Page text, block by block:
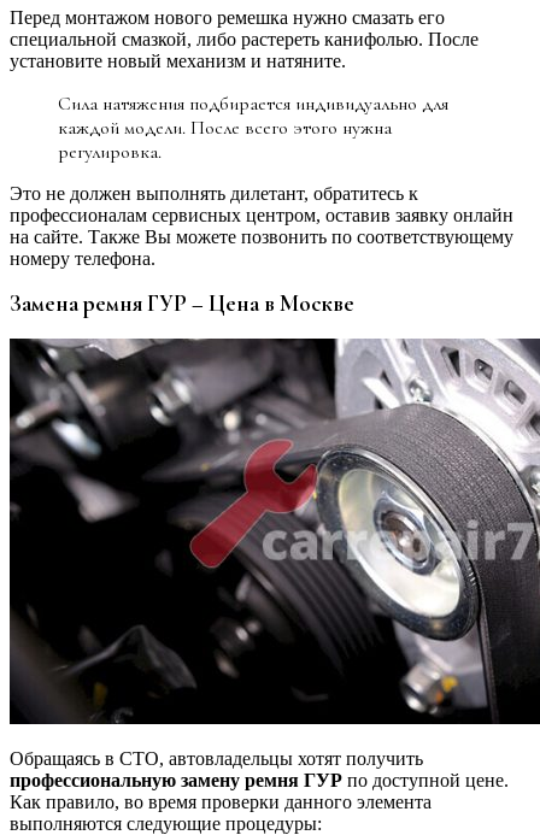
Перед монтажом нового ремешка нужно смазать его
специальной смазкой, либо растереть канифолью. После
установите новый механизм и натяните.
Сила натяжения подбирается индивидуально для
каждой модели. После всего этого нужна
регулировка.
Это не должен выполнять дилетант, обратитесь к
профессионалам сервисных центром, оставив заявку онлайн
на сайте. Также Вы можете позвонить по соответствующему
номеру телефона.
Замена ремня ГУР – Цена в Москве
Обращаясь в СТО, автовладельцы хотят получить
профессиональную замену ремня ГУР по доступной цене.
Как правило, во время проверки данного элемента
выполняются следующие процедуры: